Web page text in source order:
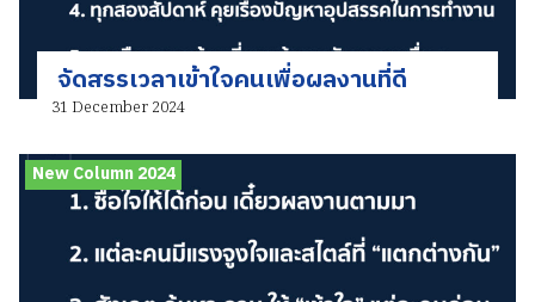
จัดสรรเวลาเข้าใจคนเพื่อผลงานที่ดี
31 December 2024
New Column 2024